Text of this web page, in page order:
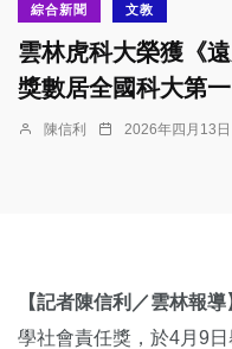
綜合新聞 文教
雲林虎科大榮獲《
獎數居全國科大第一
陳信利 2026年四月13日
【記者陳信利／雲林報導
學社會責任獎，於4月9